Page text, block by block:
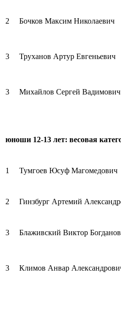
2 Бочков Максим Николаевич
3 Труханов Артур Евгеньевич
3 Михайлов Сергей Вадимович
юноши 12-13 лет: весовая
1 Тумгоев Юсуф Магомедович
2 Гинзбург Артемий
3 Блаживский Виктор
3 Климов Анвар